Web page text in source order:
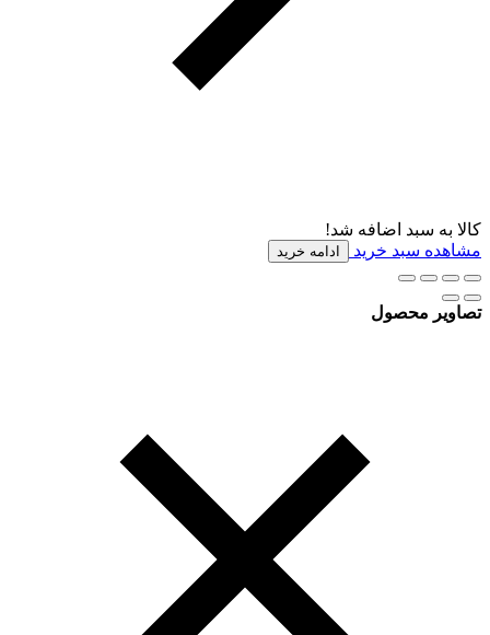
کالا به سبد اضافه شد!
مشاهده سبد خرید
ادامه خرید
تصاویر محصول